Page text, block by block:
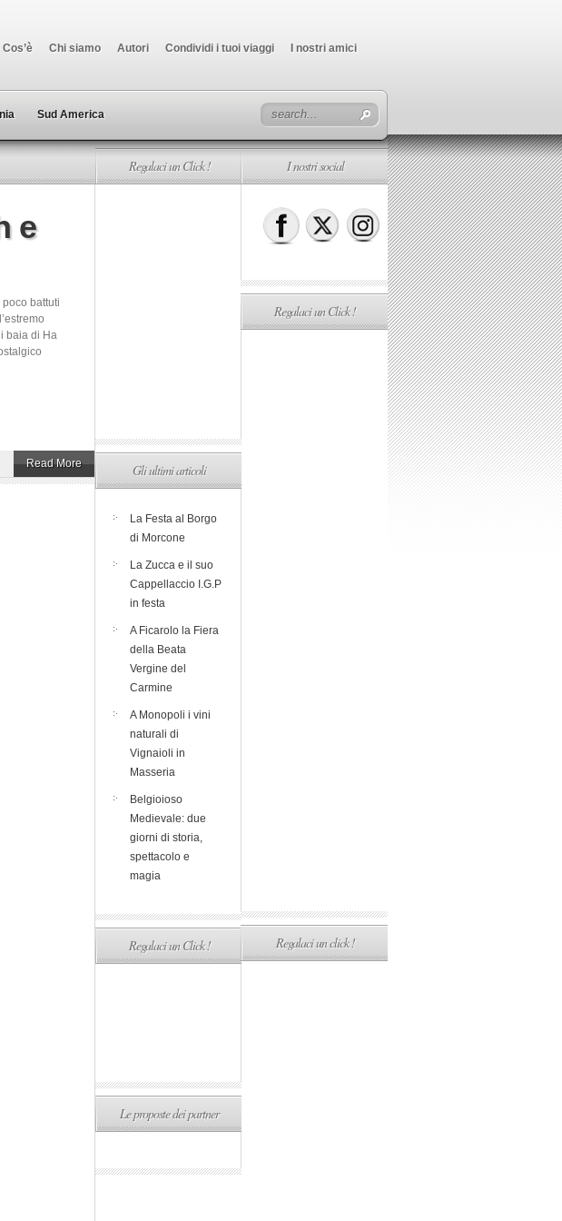
Cos’è Chi siamo Autori Condividi i tuoi viaggi I nostri amici
Sud America
e
battuti
baia di Ha
Read More
Regalaci un Click !
Gli ultimi articoli
La Festa al Borgo
di Morcone
La Zucca e il suo
Cappellaccio I.G.P
in festa
A Ficarolo la Fiera
della Beata
Vergine del
Carmine
A Monopoli i vini
naturali di
Vignaioli in
Masseria
Belgioioso
Medievale: due
giorni di storia,
spettacolo e
magia
Regalaci un Click !
Le proposte dei partner
I nostri social
Regalaci un Click !
Regalaci un click !